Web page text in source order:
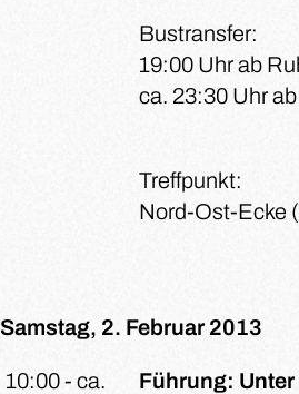
Bustransfer:
19:00 Uhr ab
ca. 23:30 Uhr
Treffpunkt:
Nord-Ost-Ecke
Samstag, 2. Februar 2013
10:00 - ca.
Führung: